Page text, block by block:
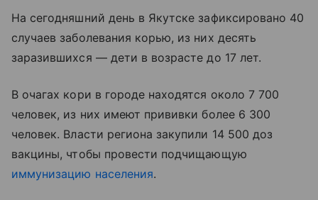
На сегодняшний день в Якутске зафиксировано 40
случаев заболевания корью, из них десять
заразившихся — дети в возрасте до 17 лет.
В очагах кори в городе находятся около 7 700
человек, из них имеют прививки более 6 300
человек. Власти региона закупили 14 500 доз
вакцины, чтобы провести подчищающую
иммунизацию населения.